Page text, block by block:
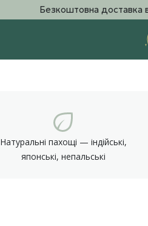
Безкоштовна доставка
Натуральні пахощі — індійські,
японські, непальські